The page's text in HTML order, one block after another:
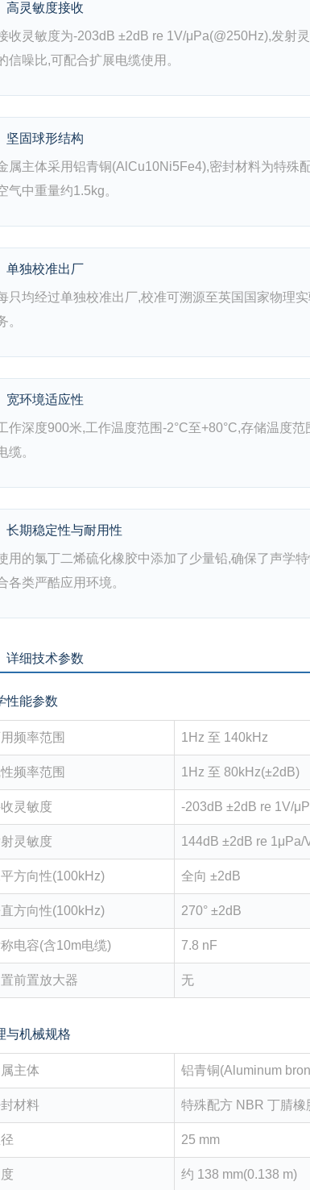
高灵敏度接收
收灵敏度为-203dB ±2dB re 1V/μPa(@250Hz),发射
信噪比,可配合扩展电缆使用。
坚固球形结构
属主体采用铝青铜(AlCu10Ni5Fe4),密封材料为特殊
气中重量约1.5kg。
单独校准出厂
只均经过单独校准出厂,校准可溯源至英国国家物理
。
宽环境适应性
作深度900米,工作温度范围-2°C至+80°C,存储温度
缆。
长期稳定性与耐用性
用的氯丁二烯硫化橡胶中添加了少量铅,确保了声学
各类严酷应用环境。
详细技术参数
性能参数
频率范围 1Hz 至 140kHz
频率范围 1Hz 至 80kHz(±2dB)
灵敏度 -203dB ±2dB re 1V/
灵敏度 144dB ±2dB re 1μPa/
方向性(100kHz) 全向 ±2dB
方向性(100kHz) 270° ±2dB
电容(含10m电缆) 7.8 nF
前置放大器 无
与机械规格
主体 铝青铜(Aluminum
材料 特殊配方 NBR 丁腈橡
25 mm
约 138 mm(0.138 m)